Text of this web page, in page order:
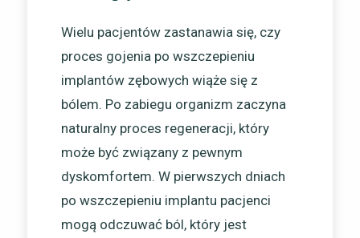
Wielu pacjentów zastanawia się, czy
proces gojenia po wszczepieniu
implantów zębowych wiąże się z
bólem. Po zabiegu organizm zaczyna
naturalny proces regeneracji, który
może być związany z pewnym
dyskomfortem. W pierwszych dniach
po wszczepieniu implantu pacjenci
mogą odczuwać ból, który jest